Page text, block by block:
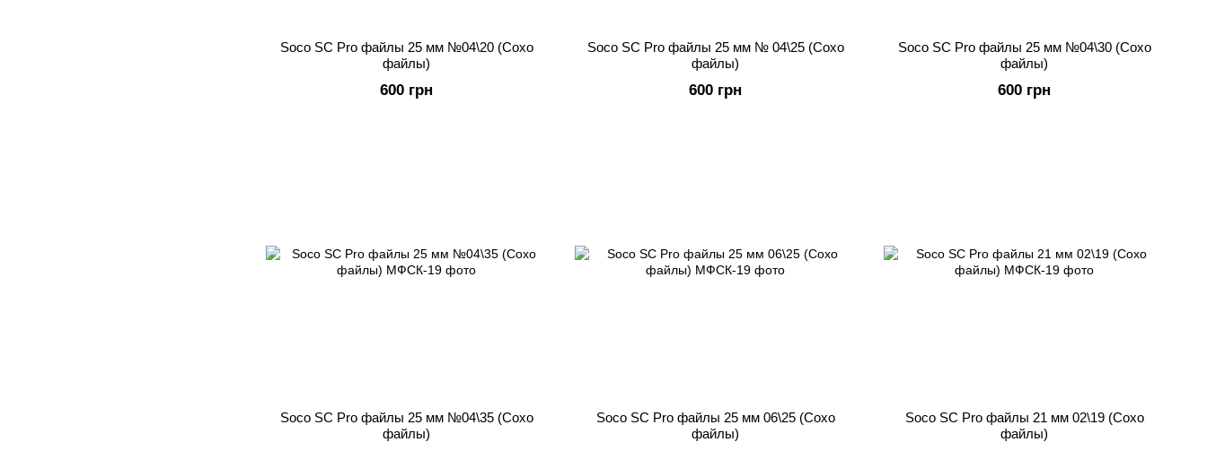
Soco SC Pro файлы 25 мм №04\20 (Сохо
файлы)
600 грн
Soco SC Pro файлы 25 мм № 04\25 (Сохо
файлы)
600 грн
Soco SC Pro файлы 25 мм №04\30 (Сохо
файлы)
600 грн
Soco SC Pro файлы 25 мм №04\35 (Сохо
файлы)
Soco SC Pro файлы 25 мм 06\25 (Сохо
файлы)
Soco SC Pro файлы 21 мм 02\19 (Сохо
файлы)